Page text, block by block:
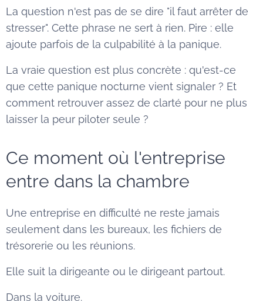
La question n'est pas de se dire "il faut arrêter de
stresser". Cette phrase ne sert à rien. Pire : elle
ajoute parfois de la culpabilité à la panique.
La vraie question est plus concrète : qu'est-ce
que cette panique nocturne vient signaler ? Et
comment retrouver assez de clarté pour ne plus
laisser la peur piloter seule ?
Ce moment où l'entreprise
entre dans la chambre
Une entreprise en difficulté ne reste jamais
seulement dans les bureaux, les fichiers de
trésorerie ou les réunions.
Elle suit la dirigeante ou le dirigeant partout.
Dans la voiture.